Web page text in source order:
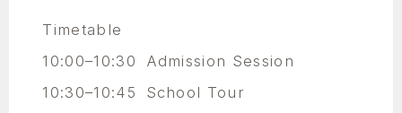
Timetable
10:00–10:30 Admission Session
10:30–10:45 School Tour